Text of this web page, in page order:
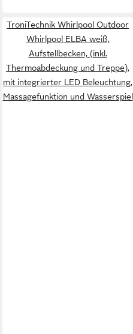
TroniTechnik Whirlpool Outdoor
Whirlpool ELBA weiß,
Aufstellbecken, (inkl.
Thermoabdeckung und Treppe),
mit integrierter LED Beleuchtung,
Massagefunktion und Wasserspiel